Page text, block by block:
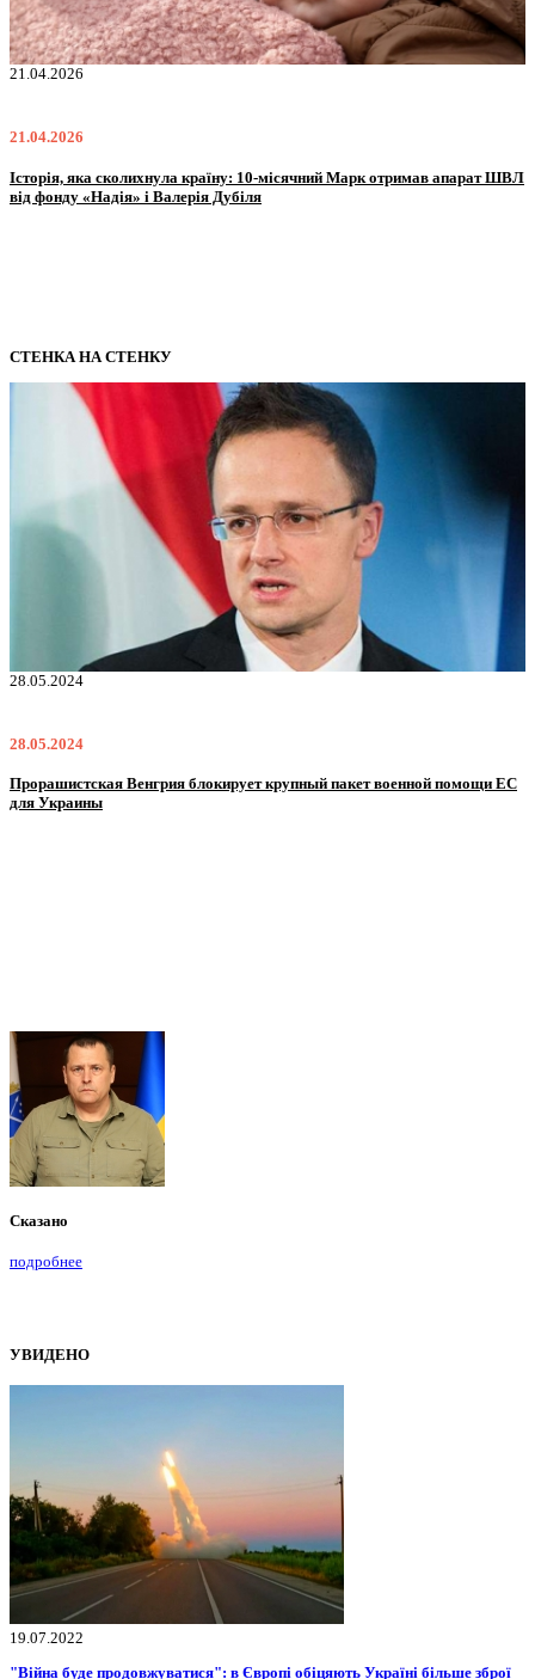
02.02.2026
02.02.2026
Oleksii Abasov: How Ukrainian Businesses Can Attract International
Investments and Hedge Risks During War
СТЕНКА НА СТЕНКУ
22.01.2024
22.01.2024
Нацполіція лякає громадян погіршенням криміногенної ситуації в разі
мобілізації поліціянтів на війну
Сказано
подробнее
УВИДЕНО
19.07.2022
"Війна буде продовжуватися": в Європі обіцяють Україні більше зброї